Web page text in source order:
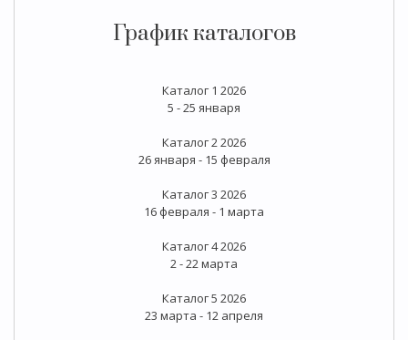
График каталогов
Каталог 1 2026
5 - 25 января
Каталог 2 2026
26 января - 15 февраля
Каталог 3 2026
16 февраля - 1 марта
Каталог 4 2026
2 - 22 марта
Каталог 5 2026
23 марта - 12 апреля